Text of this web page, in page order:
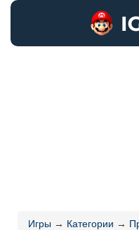
Игры → Категории →